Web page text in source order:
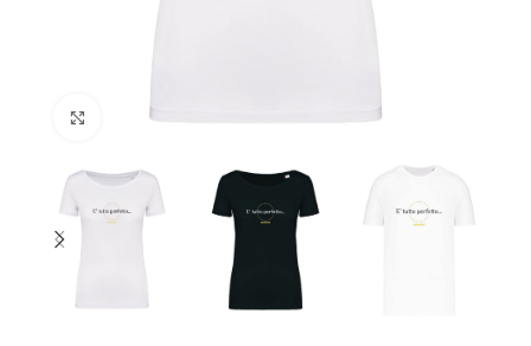
Clicca per ingrandire